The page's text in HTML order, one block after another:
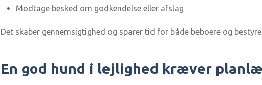
Modtage besked om godkendelse eller afslag
Det skaber gennemsigtighed og sparer tid for både beboere og
En god hund i lejlighed kræver